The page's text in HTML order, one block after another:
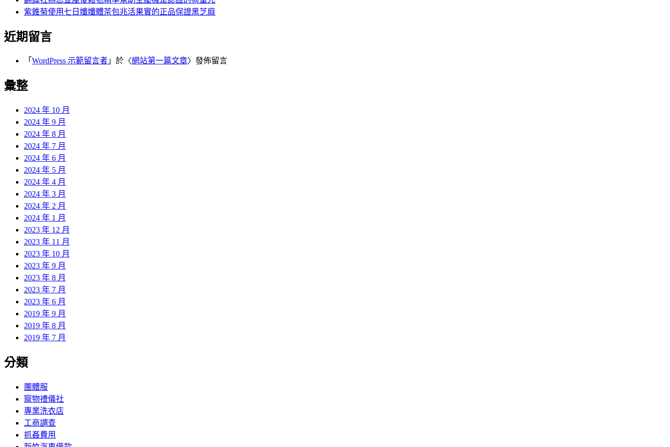
紫錐菊使用七日孅孅體茶包兆活果實的正品保證黑芝麻
近期留言
「 WordPress 示範留言者 」於〈網站第一篇文章〉發佈留言
彙整
2024 年 10 月
2024 年 9 月
2024 年 8 月
2024 年 7 月
2024 年 6 月
2024 年 5 月
2024 年 4 月
2024 年 3 月
2024 年 2 月
2024 年 1 月
2023 年 12 月
2023 年 11 月
2023 年 10 月
2023 年 9 月
2023 年 8 月
2023 年 7 月
2023 年 6 月
2019 年 9 月
2019 年 8 月
2019 年 7 月
分類
團體服
寵物禮儀社
專業洗衣店
工商調查
抓姦費用